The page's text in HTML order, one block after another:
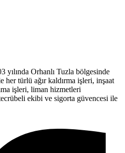
yılında Orhanlı Tuzla bölgesinde
türlü ağır kaldırma işleri, inşaat
işleri, liman hizmetleri
ekibi ve sigorta güvencesi ile